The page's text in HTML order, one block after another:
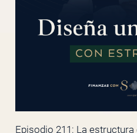
Episodio 211: La